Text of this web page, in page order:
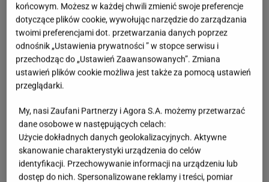
końcowym. Możesz w każdej chwili zmienić swoje preferencje
dotyczące plików cookie, wywołując narzędzie do zarządzania
twoimi preferencjami dot. przetwarzania danych poprzez
odnośnik „Ustawienia prywatności ” w stopce serwisu i
przechodząc do „Ustawień Zaawansowanych”. Zmiana
ustawień plików cookie możliwa jest także za pomocą ustawień
przeglądarki.
My, nasi Zaufani Partnerzy i Agora S.A. możemy przetwarzać
dane osobowe w następujących celach:
Użycie dokładnych danych geolokalizacyjnych. Aktywne
skanowanie charakterystyki urządzenia do celów
identyfikacji. Przechowywanie informacji na urządzeniu lub
dostęp do nich. Spersonalizowane reklamy i treści, pomiar